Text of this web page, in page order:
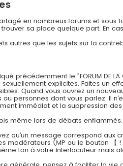
en nombreux forums et sous
sa place quelque part. En
autres que les sujets sur la
précédemment le ”FORUM DE
explicites. Faites un
Quand vous ouvrez un
ou personnes dont vous parlez. Il
immédiat et la suppression
même lors de débats enflammés.
qu’un message correspond aux
modérateurs (MP ou le bouton 【
ton à votre interlocuteur mais